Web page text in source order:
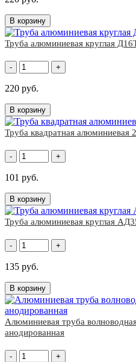
В корзину
Труба алюминиевая круглая
- +
220 руб.
В корзину
Труба квадратная
- +
101 руб.
В корзину
Труба алюминиевая круглая
- +
135 руб.
В корзину
Алюминиевая труба
анодированная
- +